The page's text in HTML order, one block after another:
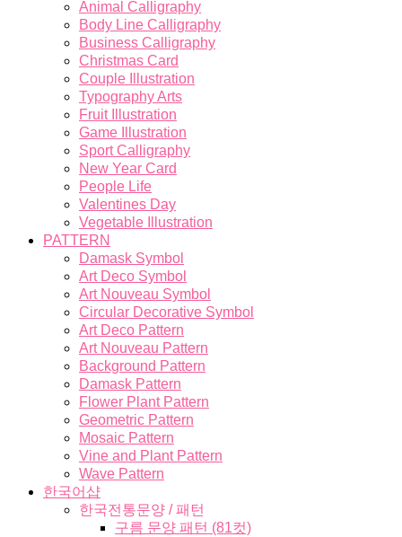
Animal Calligraphy
Body Line Calligraphy
Business Calligraphy
Christmas Card
Couple Illustration
Typography Arts
Fruit Illustration
Game Illustration
Sport Calligraphy
New Year Card
People Life
Valentines Day
Vegetable Illustration
PATTERN
Damask Symbol
Art Deco Symbol
Art Nouveau Symbol
Circular Decorative Symbol
Art Deco Pattern
Art Nouveau Pattern
Background Pattern
Damask Pattern
Flower Plant Pattern
Geometric Pattern
Mosaic Pattern
Vine and Plant Pattern
Wave Pattern
한국어샵
한국전통문양 / 패턴
구름 문양 패턴 (81컷)